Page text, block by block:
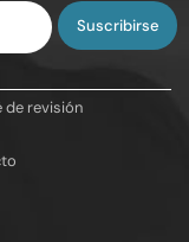
de revisión